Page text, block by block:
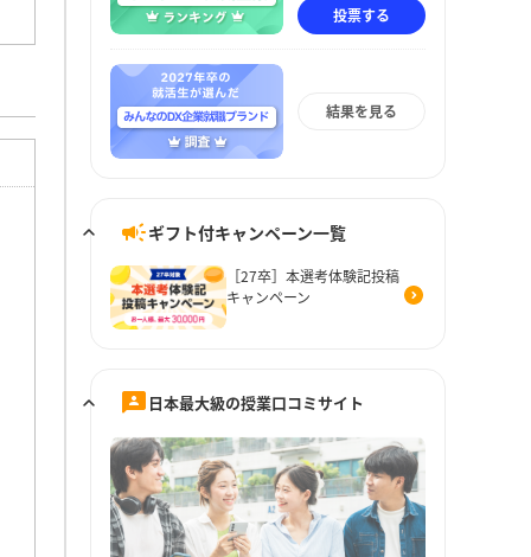
投票する
結果を見る
ギフト付キャンペーン一覧
［27卒］本選考体験記投稿
キャンペーン
日本最大級の授業口コミサイト